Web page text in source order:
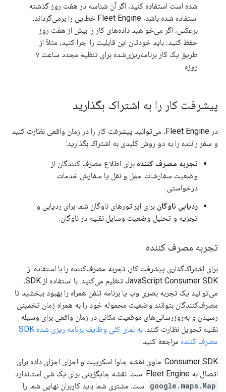
شده است استفاده کنید، اگر آن شناسه در هفت روز گذشته
استفاده شده باشد، Fleet Engine خطایی را برمی‌گرداند.
برعکس، اگر می‌خواهید داده‌های کار را بیش از هفت روز
حفظ کنید، باید خودتان این قابلیت را اجرا کنید، مثلاً از
طریق یک کار برنامه‌ریزی‌شده برای تنظیم مجدد ساعت ۷
روزه.
پیشرفت کار را به اشتراک بگذارید
در Fleet Engine، می‌توانید پیشرفت کار را در زمان واقعی نظارت کنید
و سفر راننده را به دو روش کلیدی به اشتراک بگذارید:
تجربه مصرف کننده برای اطلاع مصرف کنندگان از
وضعیت سفارشات حمل و نقل یا سفارش خدمات
درخواستی.
ردیابی ناوگان برای اپراتورهای ناوگان شما برای ردیابی و
تجزیه و تحلیل وضعیت وسایل نقلیه در ناوگان.
تجربه مصرف کننده
برای اشتراک‌گذاری پیشرفت کار، تجربه مصرف‌کننده را با استفاده از
JavaScript Consumer SDK تنظیم می‌کنید. با استفاده از SDK،
می‌توانید یک تجربه بصری وب یا برنامه تلفن همراه را بهبود ببخشید تا
مصرف‌کنندگان بتوانند وضعیت محموله خود را به همراه زمان تخمینی
رسیدن و به‌روزرسانی‌های موقعیت مکانی در زمان واقعی برای وسیله
نقلیه تحویل نظارت کنند.
به نمای کلی وظایف برنامه ریزی شده SDK
مصرف کننده مراجعه کنید.
Consumer SDK حاوی نقشه جاوا اسکریپت و اجزای اجزای داده برای
اتصال به Fleet Engine است. نقشه جایگزینی برای یک شی استاندارد
google.maps.Map است. مشتری شما باید کاربران نهایی شما را